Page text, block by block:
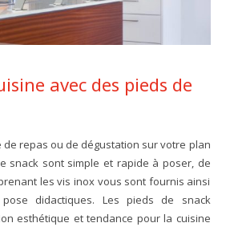
avec des pieds de
de repas ou de dégustation sur votre plan
snack sont simple et rapide à poser, de
les vis inox vous sont fournis ainsi
didactiques. Les pieds de snack
esthétique et tendance pour la cuisine